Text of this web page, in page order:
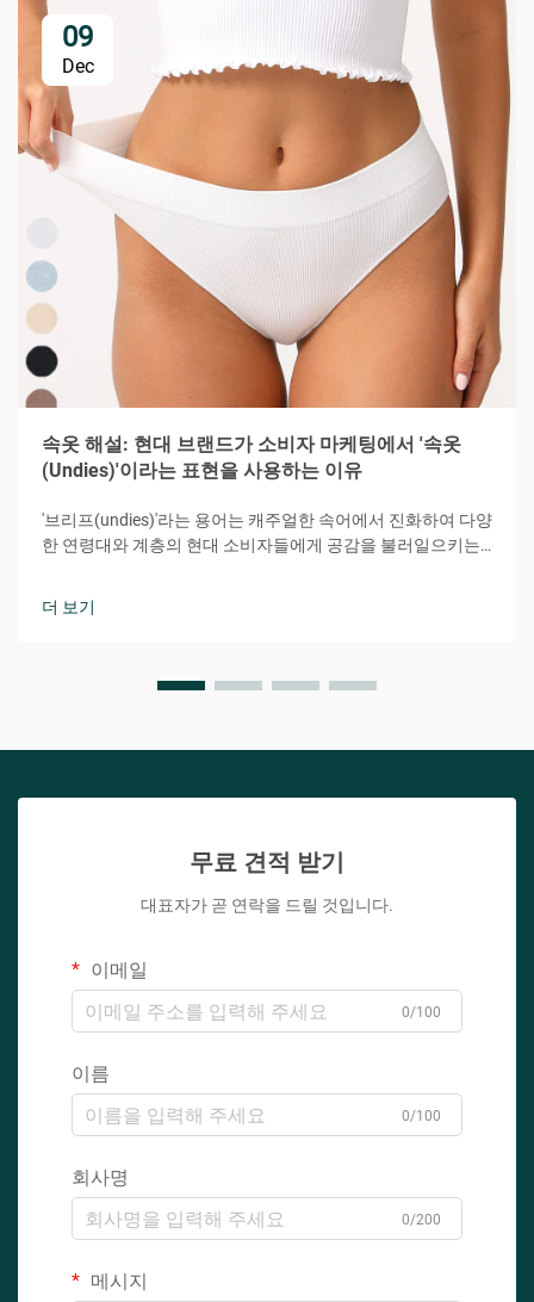
09
Dec
속옷 해설: 현대 브랜드가 소비자 마케팅에서 '속옷
(Undies)'이라는 표현을 사용하는 이유
'브리프(undies)'라는 용어는 캐주얼한 속어에서 진화하여 다양
한 연령대와 계층의 현대 소비자들에게 공감을 불러일으키는
과적으로 전달합니다.
더 보기
무료 견적 받기
대표자가 곧 연락을 드릴 것입니다.
이메일
0/100
이름
0/100
회사명
0/200
메시지